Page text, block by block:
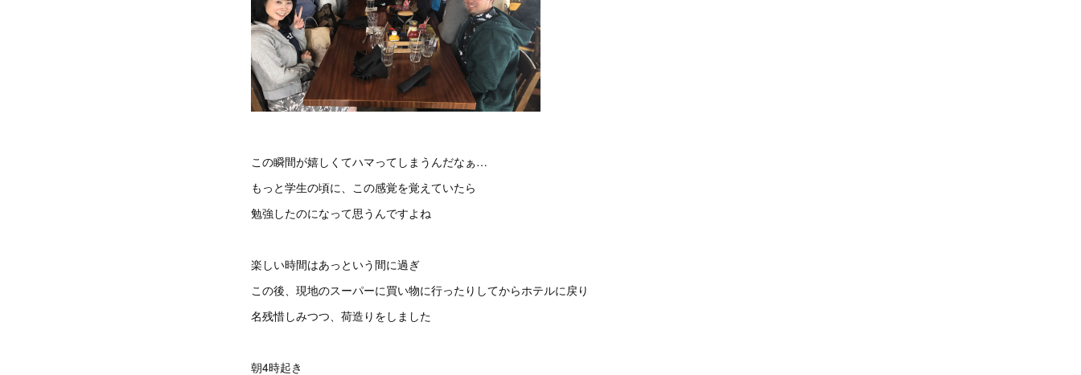
この瞬間が嬉しくてハマってしまうんだなぁ…
もっと学生の頃に、この感覚を覚えていたら
勉強したのになって思うんですよね
楽しい時間はあっという間に過ぎ
この後、現地のスーパーに買い物に行ったりしてからホテルに戻り
名残惜しみつつ、荷造りをしました
朝4時起き